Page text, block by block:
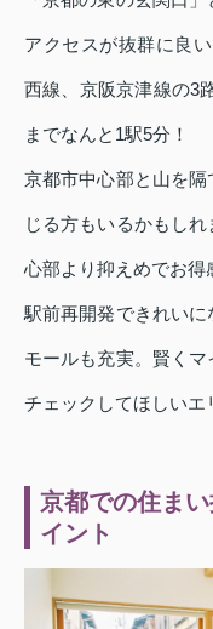
アクセスが抜群に良
西線、京阪京津線の3
までなんと1駅5分！
京都市中心部と山を
じる方もいるかもし
心部より抑えめでお得
駅前再開発できれい
モールも充実。賢く
チェックしてほしいエ
京都での住ま
イント